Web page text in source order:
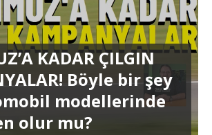
KADAR ÇILGIN
Böyle bir şey
modellerinde
olur mu?